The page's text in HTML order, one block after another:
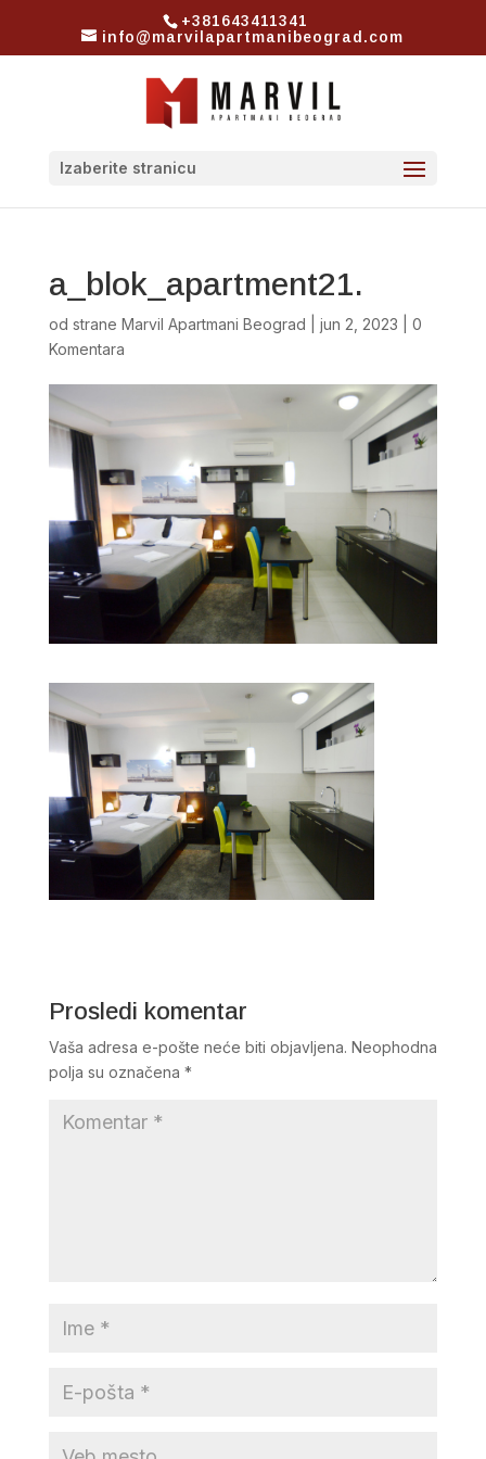
+381643411341
info@marvilapartmanibeograd.com
Izaberite stranicu
a_blok_apartment21.
od strane Marvil Apartmani Beograd jun 2, 2023
0
Komentara
Prosledi komentar
Vaša adresa e-pošte neće biti objavljena. Neophodna
polja su označena *